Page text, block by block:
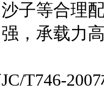
子等合理
，承载力
T746-